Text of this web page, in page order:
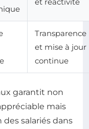
Transparence
et mise à jour
continue
garantit non
mais
salariés dans